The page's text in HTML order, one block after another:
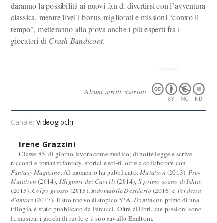
daranno la possibilità ai nuovi fan di divertirsi con l’avventura
classica, mentre livelli bonus migliorati e missioni “contro il
tempo”, metteranno alla prova anche i più esperti fra i
giocatori di Crash Bandicoot.
Alcuni diritti riservati
Canale:Videogiochi
Irene Grazzini
Classe 85, di giorno lavora come medico, di notte legge e scrive
racconti e romanzi fantasy, storici e sci-fi, oltre a collaborare con
Fantasy Magazine. Al momento ha pubblicato:Mutation (2013), Pre-
Mutation (2014), I Signori dei Cavalli(2014), Il primo sogno di Ishtar
(2015), Colpo grosso (2015),Indomabile Desiderio (2016) e Vendetta
d'amore(2017). Il suo nuovo distopico Y/A,Dominant, primo di una
trilogia, è stato pubblicato da Fanucci. Oltre ai libri, sue passioni sono
la musica, i giochi di ruolo e il suo cavallo Emiltom.